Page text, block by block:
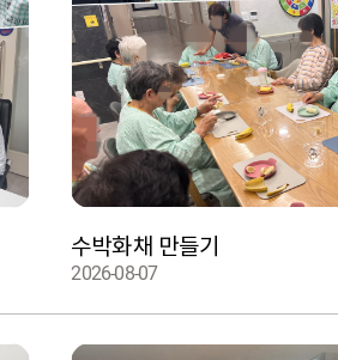
수박화채 만들기
2026-08-07